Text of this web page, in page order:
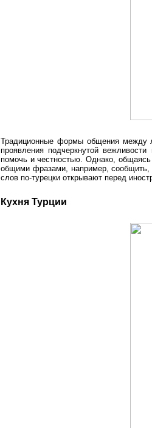
Традиционные формы общения между
проявления подчеркнутой
помочь и честностью. Однако, общаясь
общими фразами, например, сообщить,
слов по-турецки открывают перед
Кухня Турции